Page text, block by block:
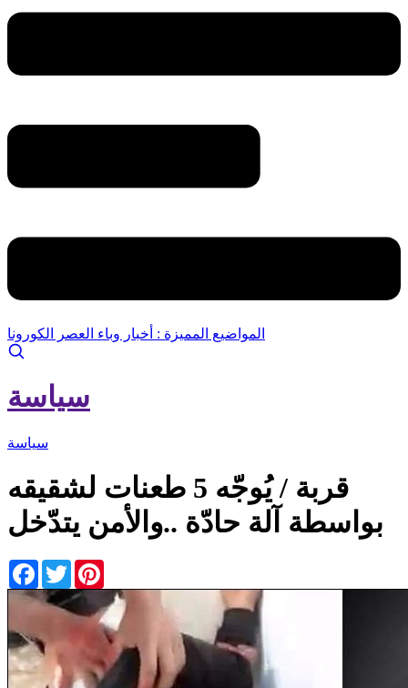
المواضيع المميزة : أخبار وباء العصر الكورونا
سياسة
سياسة
قربة / يُوجّه 5 طعنات لشقيقه
بواسطة آلة حادّة ..والأمن يتدّخل
Facebook
Twitter